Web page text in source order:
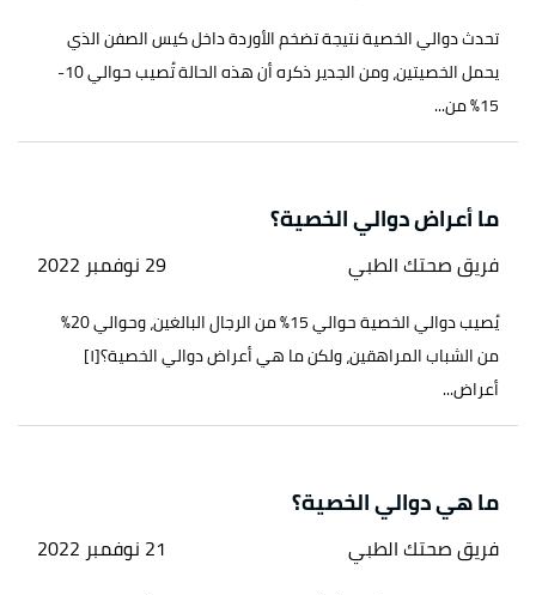
تحدث دوالي الخصية نتيجة تضخم الأوردة داخل كيس الصفن الذي
يحمل الخصيتين، ومن الجدير ذكره أن هذه الحالة تُصيب حوالي 10-
15% من...
ما أعراض دوالي الخصية؟
فريق صحتك الطبي 29 نوفمبر 2022
يُصيب دوالي الخصية حوالي 15% من الرجال البالغين، وحوالي 20%
من الشباب المراهقين، ولكن ما هي أعراض دوالي الخصية؟[١]
أعراض...
ما هي دوالي الخصية؟
فريق صحتك الطبي 21 نوفمبر 2022